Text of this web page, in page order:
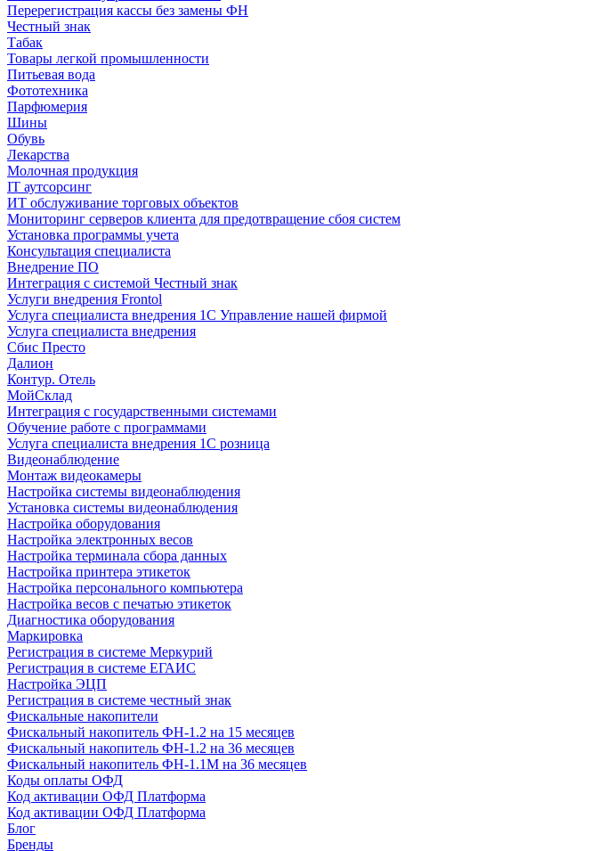
Перерегистрация кассы без замены ФН
Честный знак
Табак
Товары легкой промышленности
Питьевая вода
Фототехника
Парфюмерия
Шины
Обувь
Лекарства
Молочная продукция
IT аутсорсинг
ИТ обслуживание торговых объектов
Мониторинг серверов клиента для предотвращение сбоя систем
Установка программы учета
Консультация специалиста
Внедрение ПО
Интеграция с системой Честный знак
Услуги внедрения Frontol
Услуга специалиста внедрения 1С Управление нашей фирмой
Услуга специалиста внедрения
Сбис Престо
Далион
Контур. Отель
МойСклад
Интеграция с государственными системами
Обучение работе с программами
Услуга специалиста внедрения 1С розница
Видеонаблюдение
Монтаж видеокамеры
Настройка системы видеонаблюдения
Установка системы видеонаблюдения
Настройка оборудования
Настройка электронных весов
Настройка терминала сбора данных
Настройка принтера этикеток
Настройка персонального компьютера
Настройка весов с печатью этикеток
Диагностика оборудования
Маркировка
Регистрация в системе Меркурий
Регистрация в системе ЕГАИС
Настройка ЭЦП
Регистрация в системе честный знак
Фискальные накопители
Фискальный накопитель ФН-1.2 на 15 месяцев
Фискальный накопитель ФН-1.2 на 36 месяцев
Фискальный накопитель ФН-1.1М на 36 месяцев
Коды оплаты ОФД
Код активации ОФД Платформа
Код активации ОФД Платформа
Блог
Бренды